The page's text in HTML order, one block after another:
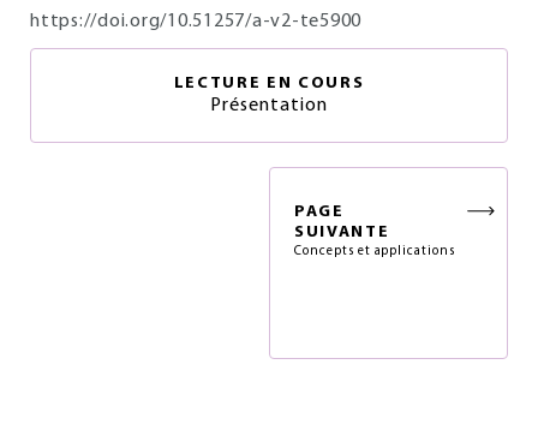
https://doi.org/10.51257/a-v2-te5900
LECTURE EN COURS
Présentation
PAGE
SUIVANTE
Concepts et applications